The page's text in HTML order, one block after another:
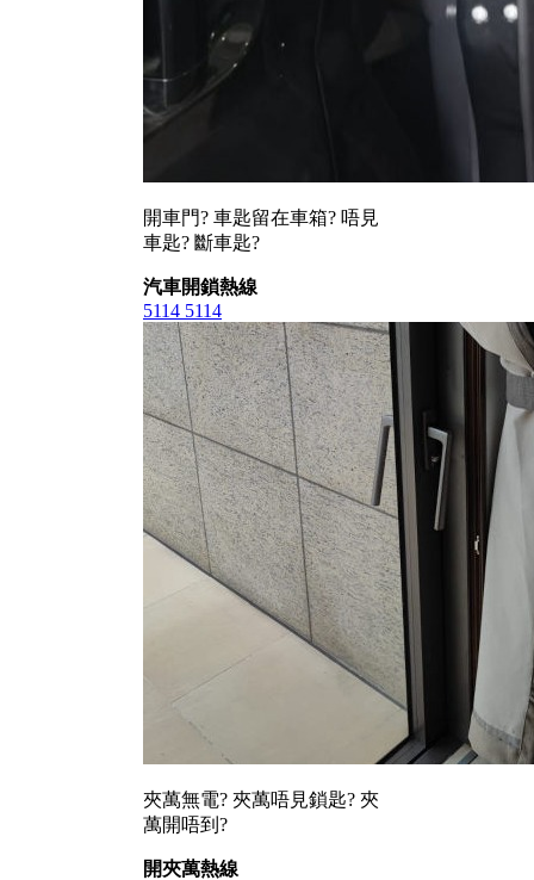
開車門? 車匙留在車箱? 唔見
車匙? 斷車匙?
汽車開鎖熱線
5114 5114
夾萬無電? 夾萬唔見鎖匙? 夾
萬開唔到?
開夾萬熱線